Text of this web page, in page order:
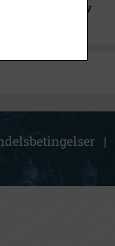
-Tjæreby
|